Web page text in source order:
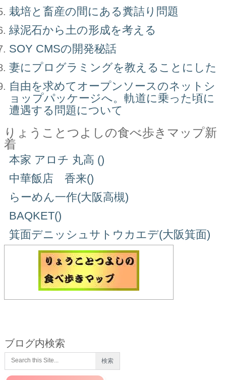
栽培と畜産の間にある糞詰り問題
緑泥石から土の形成を考える
SOY CMSの開発秘話
妻にプログラミングを教えることにした
自由を求めてオープンソースのネットシ
ョップパッケージへ。軌道に乗った頃に
遭遇する問題について
りょうことつよしの食べ歩きマップ新
着
本家 アロチ 丸高 ()
中華飯店 香来()
らーめん一作(大阪高槻)
BAQKET()
箕面デニッシュサトウカエデ(大阪箕面)
ブログ内検索